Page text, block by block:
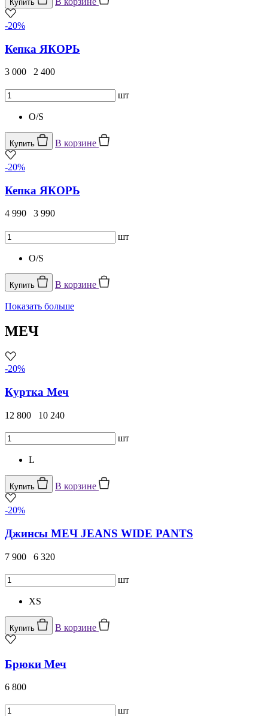
Купить
-20%
Кепка ЯКОРЬ
3 000 2 400
шт
O/S
Купить В корзине
-20%
Кепка ЯКОРЬ
4 990 3 990
шт
O/S
Купить В корзине
Показать больше
МЕЧ
-20%
Куртка Меч
12 800 10 240
шт
L
Купить В корзине
-20%
Джинсы МЕЧ JEANS WIDE PANTS
7 900 6 320
шт
XS
Купить В корзине
Брюки Меч
6 800
шт